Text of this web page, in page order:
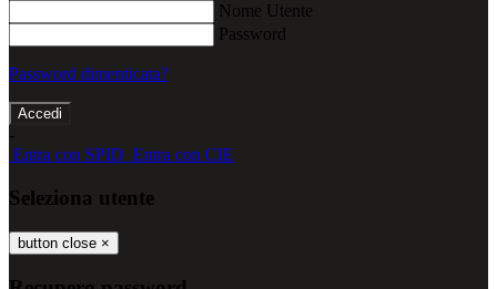
Nome Utente
Password
Password dimenticata?
-
Entra con SPID Entra con CIE
Seleziona utente
button close ×